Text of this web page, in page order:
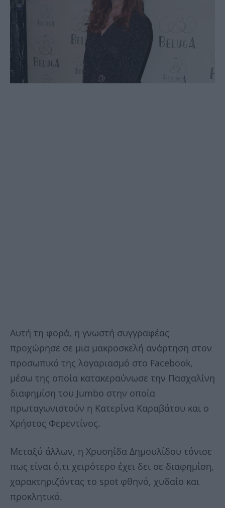
Aυτή τη φορά, η γνωστή συγγραφέας
προχώρησε σε μια μακροσκελή ανάρτηση στον
προσωπικό της λογαριασμό στο Facebook,
μέσω της οποία κατακεραύνωσε την Πασχαλίνη
διαφημίση του Jumbo στην οποία
πρωταγωνιστούν η Κατερίνα Καραβάτου και ο
Χρήστος Φερεντίνος.
Μεταξύ άλλων, η Χρυσηίδα Δημουλίδου τόνισε
πως είναι ό,τι χειρότερο έχει δει σε διαφημίση,
χαρακτηριζόντας το spot φθηνό, χυδαίο και
προκλητικό.